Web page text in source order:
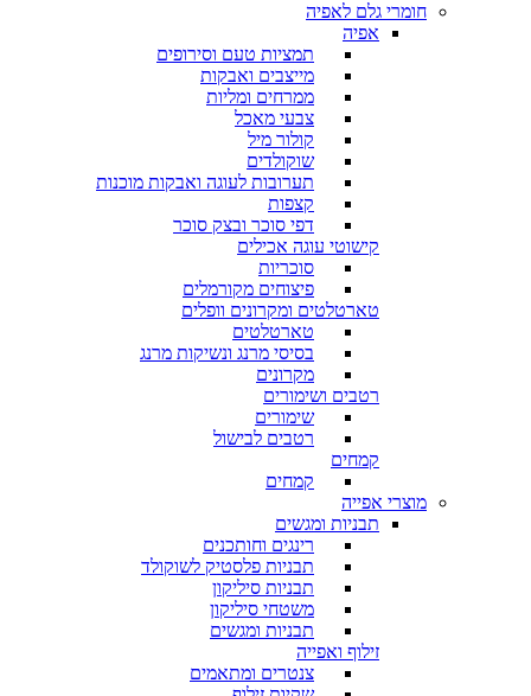
חומרי גלם לאפיה
אפיה
תמציות טעם וסירופים
מייצבים ואבקות
ממרחים ומליות
צבעי מאכל
קולור מיל
שוקולדים
תערובות לעוגה ואבקות מוכנות
קצפות
דפי סוכר ובצק סוכר
קישוטי עוגה אכילים
סוכריות
פיצוחים מקורמלים
טארטלטים ומקרונים וופלים
טארטלטים
בסיסי מרנג ונשיקות מרנג
מקרונים
רטבים ושימורים
שימורים
רטבים לבישול
קמחים
קמחים
מוצרי אפייה
תבניות ומגשים
רינגים וחותכנים
תבניות פלסטיק לשוקולד
תבניות סיליקון
משטחי סיליקון
תבניות ומגשים
זילוף ואפייה
צנטרים ומתאמים